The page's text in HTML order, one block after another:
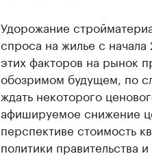
Удорожание
спроса на жилье с
этих факторов на рынок
обозримом будущем, по
ждать некоторого
афишируемое снижение
перспективе стоимость
политики правительства